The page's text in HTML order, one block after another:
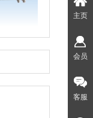
主页
会员
客服